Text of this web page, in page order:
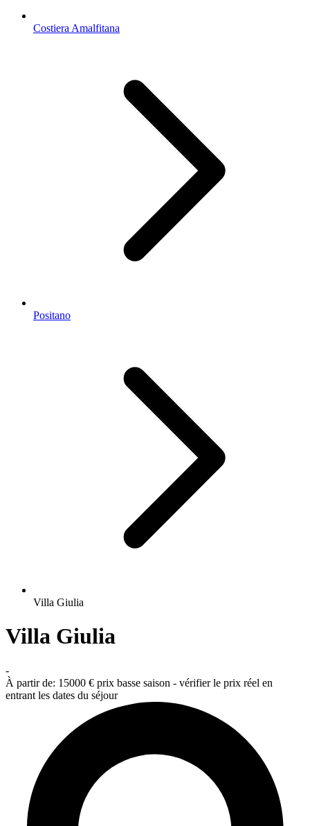
Costiera Amalfitana
Positano
Villa Giulia
Villa Giulia
-
À partir de: 15000 € prix basse saison - vérifier le prix réel en
entrant les dates du séjour